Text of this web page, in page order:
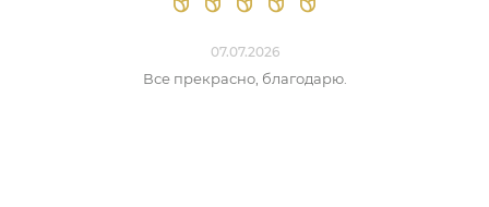
07.07.2026
Все прекрасно, благодарю.